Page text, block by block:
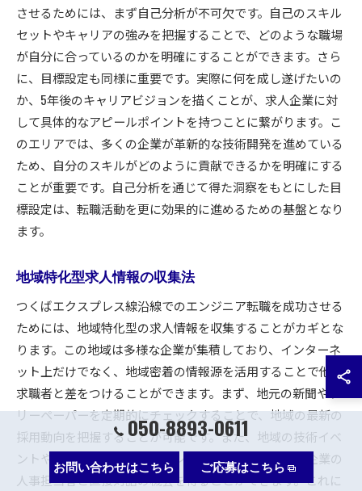
させるためには、まず自己分析が不可欠です。自己のスキル
セットやキャリアの強みを把握することで、どのような職場
が自分に合っているのかを明確にすることができます。さら
に、目標設定も同様に重要です。実際に何を成し遂げたいの
か、5年後のキャリアビジョンを描くことが、求人企業に対
して具体的なアピールポイントを持つことに繋がります。こ
のエリアでは、多くの企業が革新的な技術開発を進めている
ため、自分のスキルがどのように貢献できるかを明確にする
ことが重要です。自己分析を通じて得た洞察をもとにした目
標設定は、転職活動を更に効果的に進めるための基盤となり
ます。
地域特化型求人情報の収集法
つくばエクスプレス線沿線でのエンジニア転職を成功させる
ためには、地域特化型の求人情報を収集することがカギとな
ります。この地域は多様な企業が集積しており、インターネ
ット上だけでなく、地域密着の情報源を活用することで他の
求職者と差をつけることができます。まず、地元の新聞やフ
リーペーパーを定期的にチェックすることで、地域の最新の
採用動向を把握することが可能です。また、地域の技術イベ
ントやネットワーキングイベントに参加することで、企業の
人事担当者と直接対話の機会を得ることができます。これに
050-8893-0611
お問い合わせはこちら ご応募はこちら